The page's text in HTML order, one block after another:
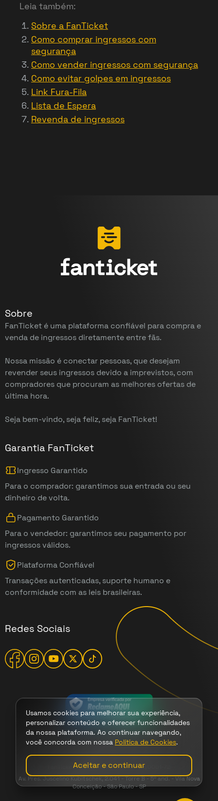
Usamos cookies para melhorar sua experiência,
personalizar conteúdo e oferecer funcionalidades
da nossa plataforma. Ao continuar navegando,
você concorda com nossa Política de Cookies.
Aceitar e continuar
Leia também:
Sobre a FanTicket
Como comprar ingressos com
segurança
Como vender ingressos com segurança
Como evitar golpes em ingressos
Link Fura-Fila
Lista de Espera
Revenda de ingressos
Sobre
FanTicket é uma plataforma confiável para compra e
venda de ingressos diretamente entre fãs.
Nossa missão é conectar pessoas, que desejam
revender seus ingressos devido a imprevistos, com
compradores que procuram as melhores ofertas de
última hora.
Seja bem-vindo, seja feliz, seja FanTicket!
Garantia FanTicket
Ingresso Garantido
Para o comprador: garantimos sua entrada ou seu
dinheiro de volta.
Pagamento Garantido
Para o vendedor: garantimos seu pagamento por
ingressos válidos.
Plataforma Confiável
Transações autenticadas, suporte humano e
conformidade com as leis brasileiras.
Redes Sociais
FanTicket - 2026 - CNPJ 47.149.708/0001-72
Av. Pres. Juscelino Kubitschek, 2.041 - Torre B - 5º and. - Vila Nova
Conceição - São Paulo - SP